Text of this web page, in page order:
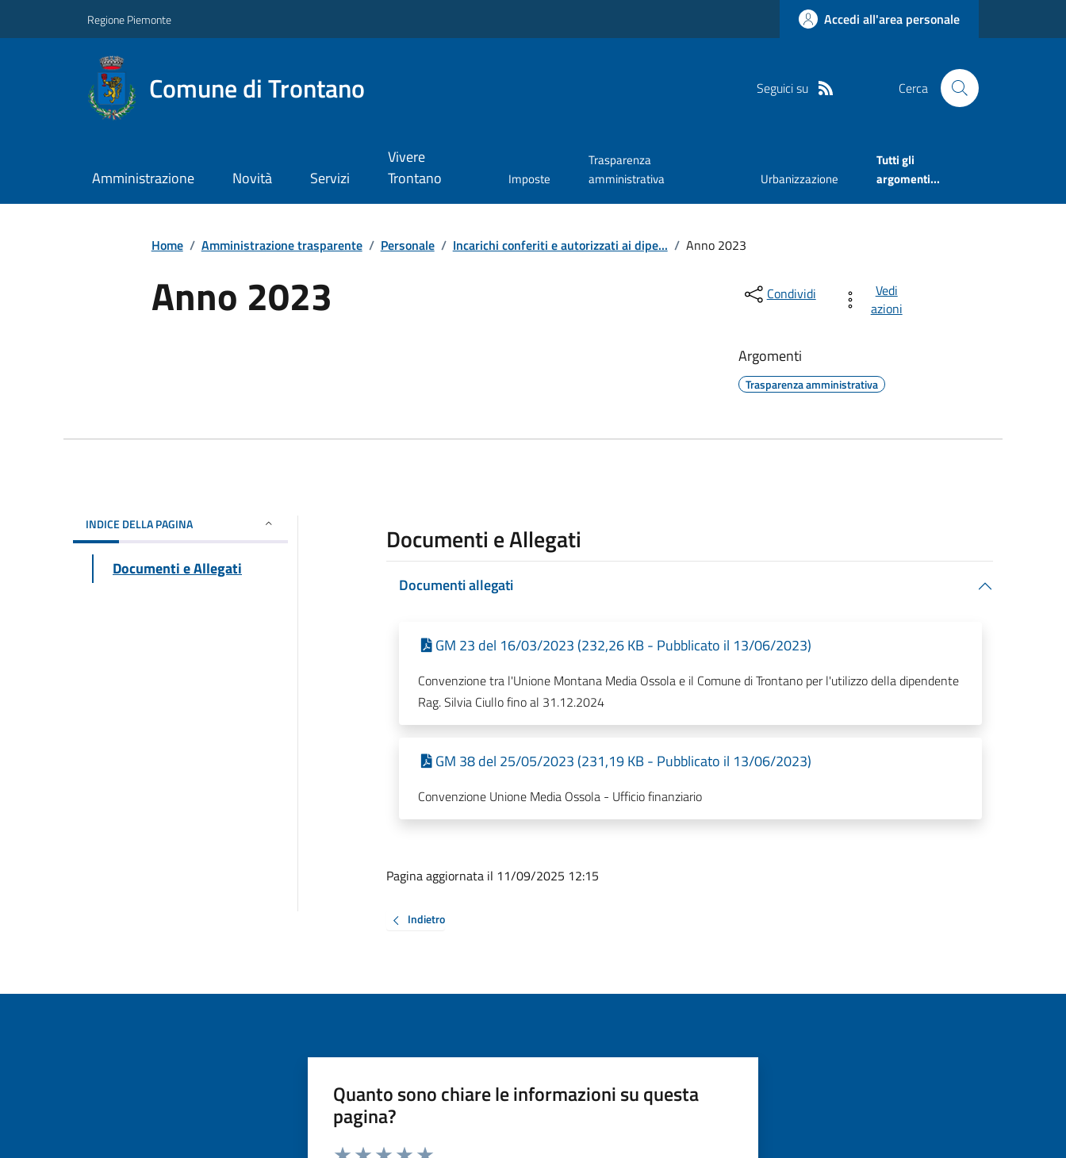
Regione Piemonte Accedi all'area personale
Comune di Trontano Seguici su Cerca
Amministrazione Novità Servizi
Vivere
Trontano
Imposte
Trasparenza
amministrativa
Urbanizzazione
Tutti gli
argomenti...
Home / Amministrazione trasparente / Personale / Incarichi conferiti e autorizzati ai dipe... / Anno 2023
Anno 2023 Condividi
Vedi
azioni
Argomenti
Trasparenza amministrativa
INDICE DELLA PAGINA
Documenti e Allegati
Documenti e Allegati
Documenti allegati
GM 23 del 16/03/2023 (232,26 KB - Pubblicato il 13/06/2023)
Convenzione tra l'Unione Montana Media Ossola e il Comune di Trontano per l'utilizzo della dipendente
Rag. Silvia Ciullo fino al 31.12.2024
GM 38 del 25/05/2023 (231,19 KB - Pubblicato il 13/06/2023)
Convenzione Unione Media Ossola - Ufficio finanziario
Pagina aggiornata il 11/09/2025 12:15
Indietro
Quanto sono chiare le informazioni su questa
pagina?
Valuta da 1 a 5 stelle la pagina